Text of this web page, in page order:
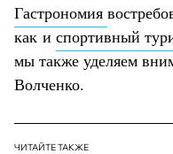
Гастрономия
как и спортивный
мы также уделяем
Волченко.
ЧИТАЙТЕ ТАКЖЕ